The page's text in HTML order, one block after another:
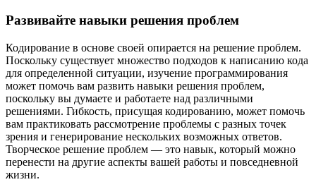
Развивайте навыки решения проблем
Кодирование в основе своей опирается на решение проблем.
Поскольку существует множество подходов к написанию кода
для определенной ситуации, изучение программирования
может помочь вам развить навыки решения проблем,
поскольку вы думаете и работаете над различными
решениями. Гибкость, присущая кодированию, может помочь
вам практиковать рассмотрение проблемы с разных точек
зрения и генерирование нескольких возможных ответов.
Творческое решение проблем — это навык, который можно
перенести на другие аспекты вашей работы и повседневной
жизни.